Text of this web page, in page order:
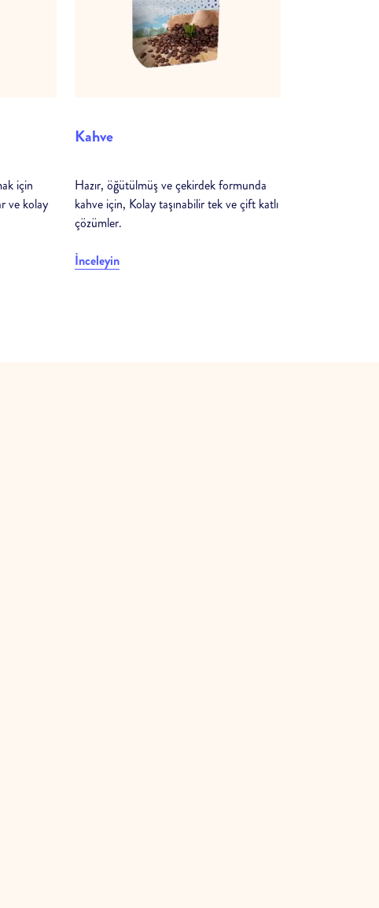
için
ve kolay
Kahve
Hazır, öğütülmüş ve çekirdek formunda
kahve için, Kolay taşınabilir tek ve çift katlı
çözümler.
İnceleyin